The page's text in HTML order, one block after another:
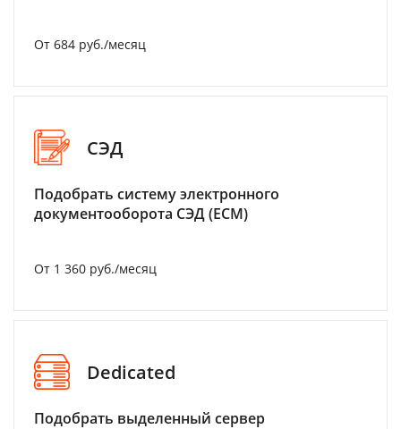
От 684 руб./месяц
СЭД
Подобрать систему электронного
документооборота СЭД (ECM)
От 1 360 руб./месяц
Dedicated
Подобрать выделенный сервер